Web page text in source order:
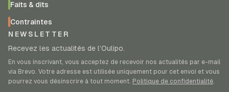
Faits & dits
Contraintes
NEWSLETTER
Recevez les actualités de l’Oulipo.
En vous inscrivant, vous acceptez de recevoir nos actualités par e-mail
via Brevo. Votre adresse est utilisée uniquement pour cet envoi et vous
pourrez vous désinscrire à tout moment. Politique de confidentialité.